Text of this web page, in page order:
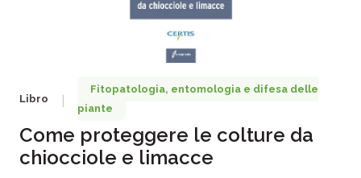
Libro
Fitopatologia, entomologia e difesa delle
piante
Come proteggere le colture da
chiocciole e limacce